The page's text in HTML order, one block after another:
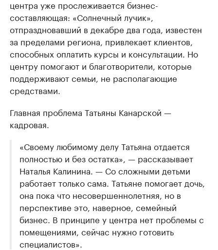
центра уже прослеживается бизнес-
составляющая: «Солнечный лучик»,
отпраздновавший в декабре два года, известен
за пределами региона, привлекает клиентов,
способных оплатить курсы и консультации. Но
центру помогают и благотворители, которые
поддерживают семьи, не располагающие
средствами.
Главная проблема Татьяны Канарской —
кадровая.
«Своему любимому делу Татьяна отдается
полностью и без остатка», — рассказывает
Наталья Калинина. — Со сложными детьми
работает только сама. Татьяне помогает дочь,
она пока что несовершеннолетняя, но в
перспективе это, наверное, семейный
бизнес. В принципе у центра нет проблемы с
помещениями, сейчас нужно готовить
специалистов».